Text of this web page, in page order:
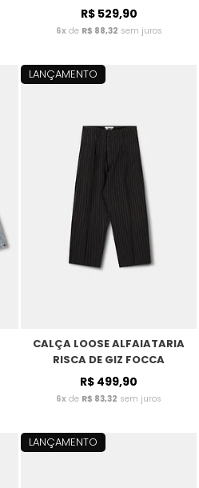
R$ 529,90
6xde R$ 88,32 sem juros
LANÇAMENTO
CALÇA LOOSE ALFAIATARIA
RISCA DE GIZ FOCCA
R$ 499,90
6x de R$ 83,32 sem juros
LANÇAMENTO